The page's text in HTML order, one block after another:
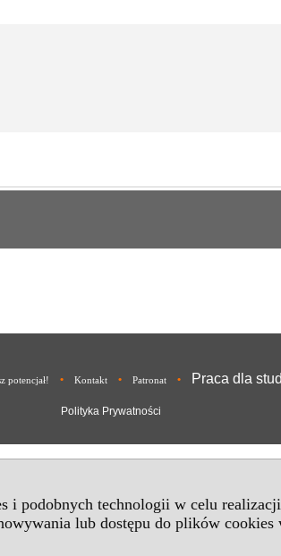
podobnych technologii w celu
lub dostępu do plików cookies
potencjał! • Kontakt • Patronat • Praca dla
Polityka Prywatności